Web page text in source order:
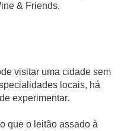
& Friends.
visitar uma cidade sem
locais, há
experimentar.
que o leitão assado à